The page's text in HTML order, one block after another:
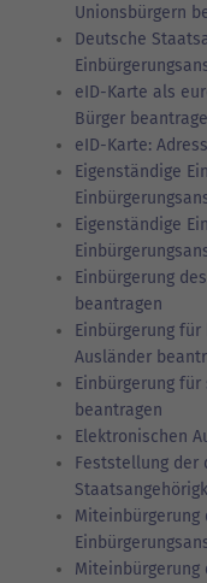
Unionsbürgern
Deutsche
eID-Karte als
Bürger
eID-Karte:
Eigenständige
Eigenständige
Einbürgerung
beantragen
Einbürgerung
Ausländer
Einbürgerung
beantragen
Elektronischen
Feststellung der
Miteinbürgerung
Miteinbürgerung